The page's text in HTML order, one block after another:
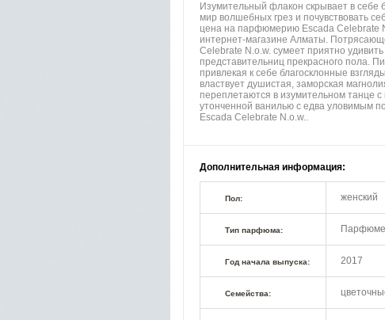
Изумительный флакон скрывает в себе
мир волшебных грез и почувствовать
цена на парфюмерию Escada Celebrate
интернет-магазине Алматы.
Celebrate N.o.w. сумеет приятно
представительниц прекрасного пола.
привлекая к себе благосклонные
властвует душистая, заморская
переплетаются в изумительном танце
утонченной ванилью с едва уловимым
Escada Celebrate N.o.w..
Дополнительная информация:
Пол: женский
Тип парфюма:
Год начала выпуска: 2017
Семейства: